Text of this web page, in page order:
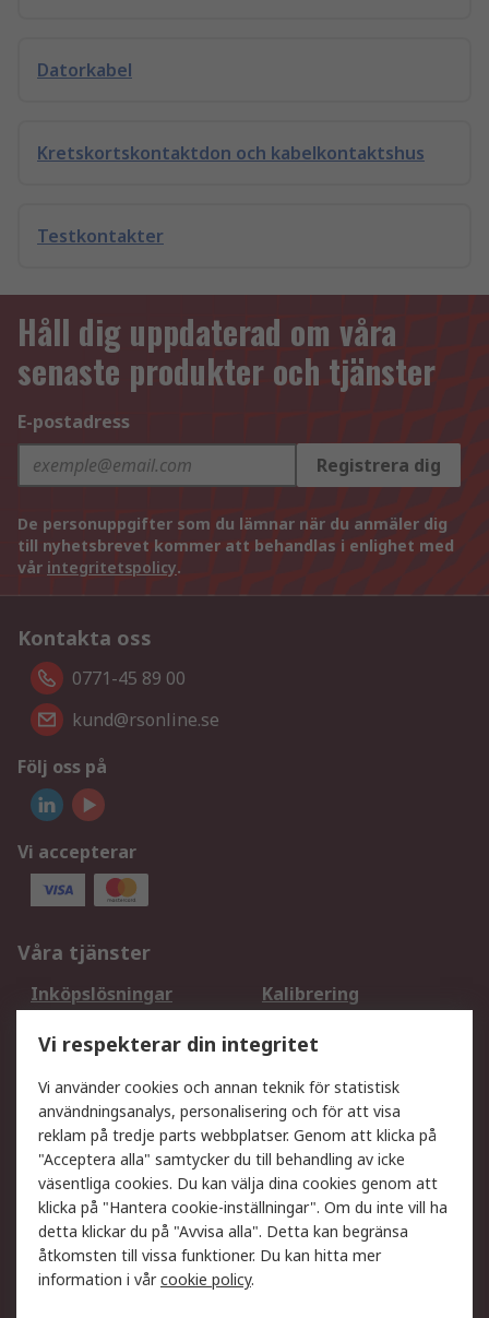
Datorkabel
Kretskortskontaktdon och kabelkontaktshus
Testkontakter
Håll dig uppdaterad om våra
senaste produkter och tjänster
E-postadress
Registrera dig
De personuppgifter som du lämnar när du anmäler dig
till nyhetsbrevet kommer att behandlas i enlighet med
vår integritetspolicy.
Kontakta oss
0771-45 89 00
kund@rsonline.se
Följ oss på
Vi accepterar
Våra tjänster
Inköpslösningar
Kalibrering
DesignSpark
Teknisk Support
Ditt lokala säljteam
Exportlösningar
Support
Få hjälp
Retur av varor
Leverans
Spåra din order
Begär en fakturakopi
Fördelar med RS-konto
Betalningsalternativ
Vi respekterar din integritet
Vi använder cookies och annan teknik för statistisk
användningsanalys, personalisering och för att visa
reklam på tredje parts webbplatser. Genom att klicka på
"Acceptera alla" samtycker du till behandling av icke
väsentliga cookies. Du kan välja dina cookies genom att
klicka på "Hantera cookie-inställningar". Om du inte vill ha
detta klickar du på "Avvisa alla". Detta kan begränsa
åtkomsten till vissa funktioner. Du kan hitta mer
information i vårcookie policy.